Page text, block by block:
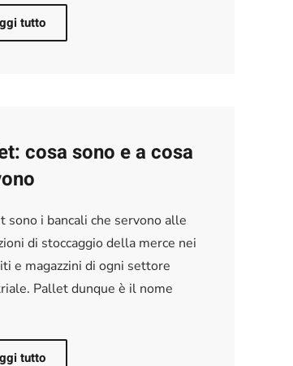
tutto
cosa sono e a cosa
sono i bancali che servono alle
di stoccaggio della merce nei
e magazzini di ogni settore
Pallet dunque è il nome
tutto